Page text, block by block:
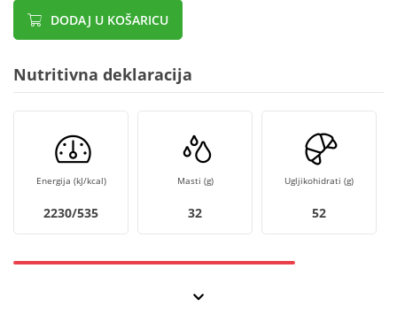
DODAJ U KOŠARICU
Nutritivna deklaracija
Energija (kJ/kcal)
2230/535
Masti (g)
32
Ugljikohidrati (g)
52